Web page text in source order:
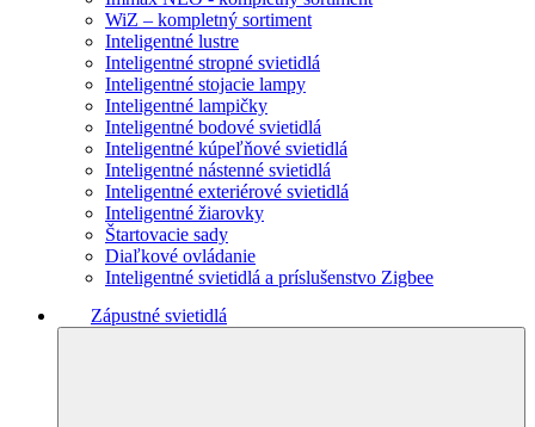
WiZ – kompletný sortiment
Inteligentné lustre
Inteligentné stropné svietidlá
Inteligentné stojacie lampy
Inteligentné lampičky
Inteligentné bodové svietidlá
Inteligentné kúpeľňové svietidlá
Inteligentné nástenné svietidlá
Inteligentné exteriérové svietidlá
Inteligentné žiarovky
Štartovacie sady
Diaľkové ovládanie
Inteligentné svietidlá a príslušenstvo Zigbee
Zápustné svietidlá